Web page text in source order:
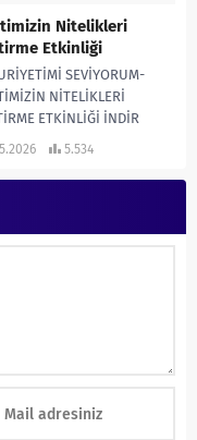
Nitelikleri
Etkinliği
SEVİYORUM-
NİTELİKLERİ
ETKİNLİĞİ İNDİR
Bilgiler 7 Pekiştirme
Pekiştirme
5.534